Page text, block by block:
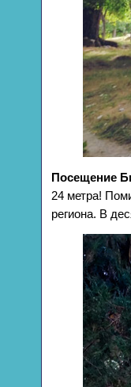
Посещение
24 метра!
региона. В